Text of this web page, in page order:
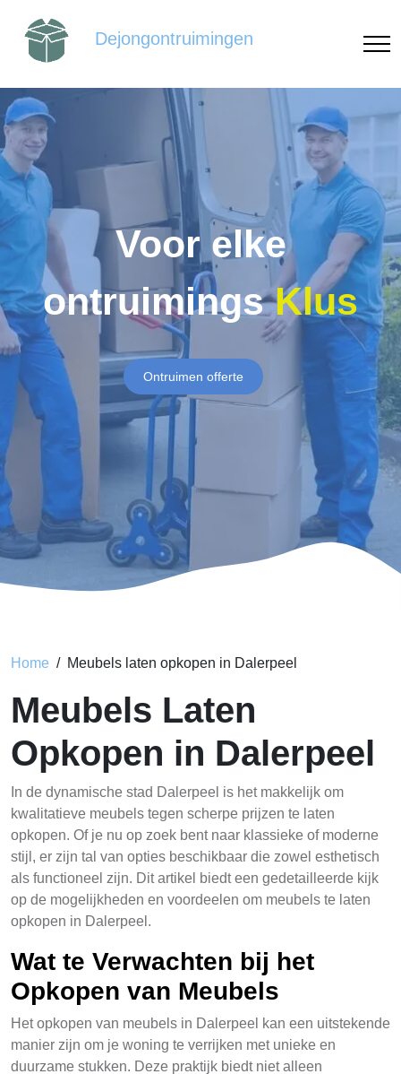
Dejongontruimingen
Voor elke
ontruimingsKlus
Ontruimen offerte
Home Meubels laten opkopen in Dalerpeel
Meubels Laten
Opkopen in Dalerpeel
In de dynamische stad Dalerpeel is het makkelijk om
kwalitatieve meubels tegen scherpe prijzen te laten
opkopen. Of je nu op zoek bent naar klassieke of moderne
stijl, er zijn tal van opties beschikbaar die zowel esthetisch
als functioneel zijn. Dit artikel biedt een gedetailleerde kijk
op de mogelijkheden en voordeelen om meubels te laten
opkopen in Dalerpeel.
Wat te Verwachten bij het
Opkopen van Meubels
Het opkopen van meubels in Dalerpeel kan een uitstekende
manier zijn om je woning te verrijken met unieke en
duurzame stukken. Deze praktijk biedt niet alleen